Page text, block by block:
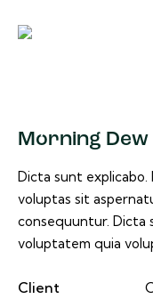
Morning Dew
Dicta sunt
voluptas sit
consequuntur. Dicta
voluptatem quia
Client